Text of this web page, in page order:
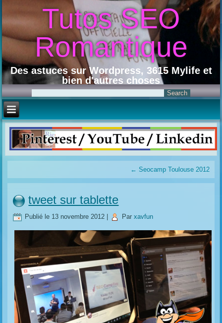
Tutos SEO
Romantique
Des astuces sur Wordpress, 3615 Mylife et
bien d'autres choses
← Seocamp Toulouse 2012
tweet sur tablette
Publié le 13 novembre 2012 Par xavfun